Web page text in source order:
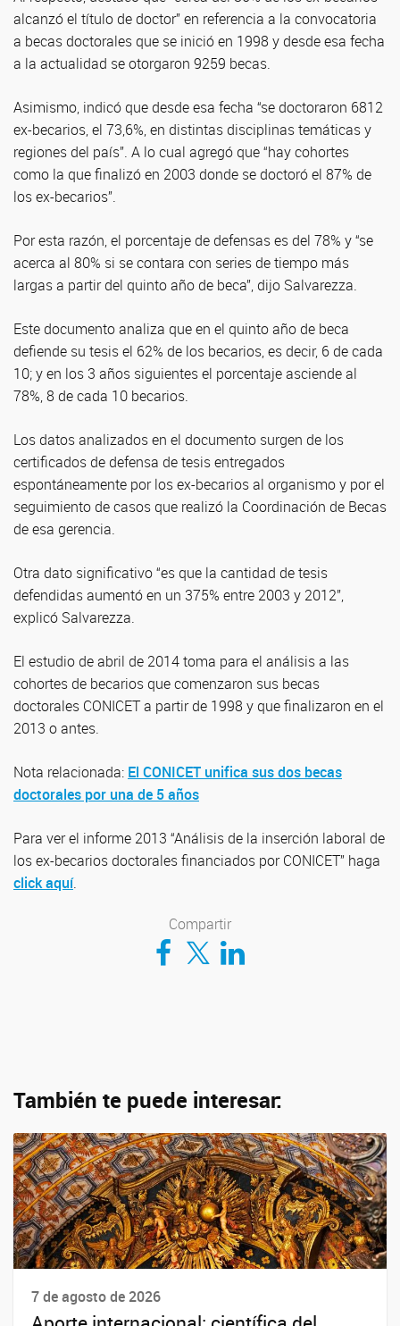
alcanzó el título de doctor” en referencia a la convocatoria
a becas doctorales que se inició en 1998 y desde esa fecha
a la actualidad se otorgaron 9259 becas.
Asimismo, indicó que desde esa fecha “se doctoraron 6812
ex-becarios, el 73,6%, en distintas disciplinas temáticas y
regiones del país”. A lo cual agregó que “hay cohortes
como la que finalizó en 2003 donde se doctoró el 87% de
los ex-becarios”.
Por esta razón, el porcentaje de defensas es del 78% y “se
acerca al 80% si se contara con series de tiempo más
largas a partir del quinto año de beca”, dijo Salvarezza.
Este documento analiza que en el quinto año de beca
defiende su tesis el 62% de los becarios, es decir, 6 de cada
10; y en los 3 años siguientes el porcentaje asciende al
78%, 8 de cada 10 becarios.
Los datos analizados en el documento surgen de los
certificados de defensa de tesis entregados
espontáneamente por los ex-becarios al organismo y por el
seguimiento de casos que realizó la Coordinación de Becas
de esa gerencia.
Otra dato significativo “es que la cantidad de tesis
defendidas aumentó en un 375% entre 2003 y 2012”,
explicó Salvarezza.
El estudio de abril de 2014 toma para el análisis a las
cohortes de becarios que comenzaron sus becas
doctorales CONICET a partir de 1998 y que finalizaron en el
2013 o antes.
Nota relacionada: El CONICET unifica sus dos becas
doctorales por una de 5 años
Para ver el informe 2013 “Análisis de la inserción laboral de
los ex-becarios doctorales financiados por CONICET” haga
click aquí.
Compartir
Compartir en Facebook
Compartir en TwitterCompartir en LinkedIn
También te puede interesar:
7 de agosto de 2026